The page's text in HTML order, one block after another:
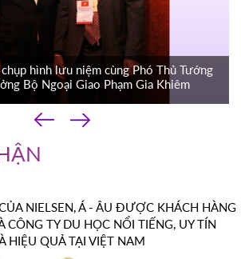
hình lưu niệm cùng Phó Thủ Tướng
Bộ Ngoại Giao Phạm Gia Khiêm
‹
›
NIELSEN, Á - ÂU ĐƯỢC KHÁCH HÀNG
CÔNG TY DU HỌC NỔI TIẾNG, UY TÍN
HIỆU QUẢ TẠI VIỆT NAM